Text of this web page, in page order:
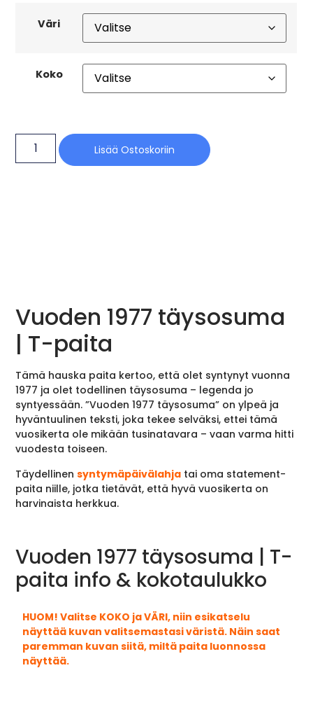
Väri
Koko
Lisää Ostoskoriin
Vuoden 1977 täysosuma
| T-paita
Tämä hauska paita kertoo, että olet syntynyt vuonna
1977 ja olet todellinen täysosuma – legenda jo
syntyessään. ”Vuoden 1977 täysosuma” on ylpeä ja
hyväntuulinen teksti, joka tekee selväksi, ettei tämä
vuosikerta ole mikään tusinatavara – vaan varma hitti
vuodesta toiseen.
Täydellinensyntymäpäivälahja tai oma statement-
paita niille, jotka tietävät, että hyvä vuosikerta on
harvinaista herkkua.
Vuoden 1977 täysosuma | T-
paita info & kokotaulukko
HUOM! Valitse KOKO ja VÄRI, niin esikatselu
näyttää kuvan valitsemastasi väristä. Näin saat
paremman kuvan siitä, miltä paita luonnossa
näyttää.